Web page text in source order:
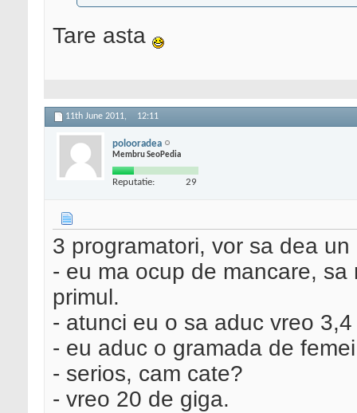
Tare asta
11th June 2011, 12:11
polooradea
Membru SeoPedia
Reputatie: 29
3 programatori, vor sa dea un
- eu ma ocup de mancare,
primul.
- atunci eu o sa aduc vreo
- eu aduc o gramada de
- serios, cam cate?
- vreo 20 de giga.